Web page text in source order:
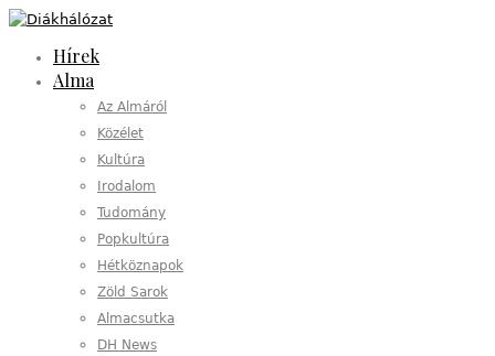
Hírek
Alma
Az Almáról
Közélet
Kultúra
Irodalom
Tudomány
Popkultúra
Hétköznapok
Zöld Sarok
Almacsutka
DH News